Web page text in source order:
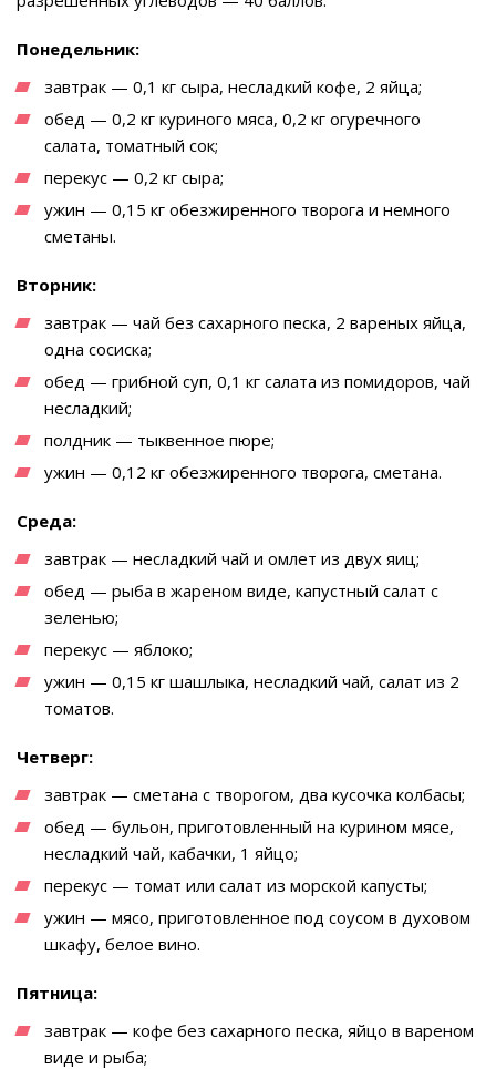
Понедельник:
завтрак — 0,1 кг сыра, несладкий кофе, 2 яйца;
обед — 0,2 кг куриного мяса, 0,2 кг огуречного
салата, томатный сок;
перекус — 0,2 кг сыра;
ужин — 0,15 кг обезжиренного творога и немного
сметаны.
Вторник:
завтрак — чай без сахарного песка, 2 вареных яйца,
одна сосиска;
обед — грибной суп, 0,1 кг салата из помидоров, чай
несладкий;
полдник — тыквенное пюре;
ужин — 0,12 кг обезжиренного творога, сметана.
Среда:
завтрак — несладкий чай и омлет из двух яиц;
обед — рыба в жареном виде, капустный салат с
зеленью;
перекус — яблоко;
ужин — 0,15 кг шашлыка, несладкий чай, салат из 2
томатов.
Четверг:
завтрак — сметана с творогом, два кусочка колбасы;
обед — бульон, приготовленный на курином мясе,
несладкий чай, кабачки, 1 яйцо;
перекус — томат или салат из морской капусты;
ужин — мясо, приготовленное под соусом в духовом
шкафу, белое вино.
Пятница:
завтрак — кофе без сахарного песка, яйцо в вареном
виде и рыба;